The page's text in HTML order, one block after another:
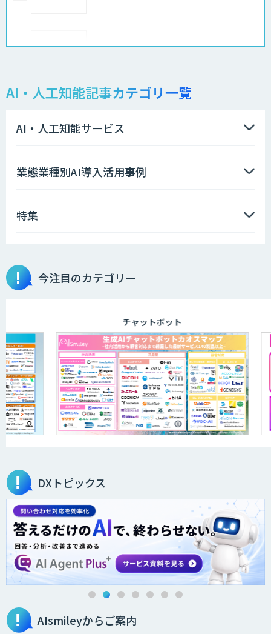
Docify（ドシファイ）
imprai ezKotae
物品輸出から留学生・研究者のバックチ
ェックまで自動化。輸出管理
JOINT AI Flow byGMO
AIR-NEXUS
secondz Agentsense
法人向けAIエージェント「OfficeAI社
2層ナレッジ×AIで顧客コミュニケーシ
AI・人工知能記事カテゴリ一覧
AI・人工知能サービス
業態業種別AI導入活用事例
特集
今注目のカテゴリー
チャットボット
DXトピックス
AIsmileyからご案内